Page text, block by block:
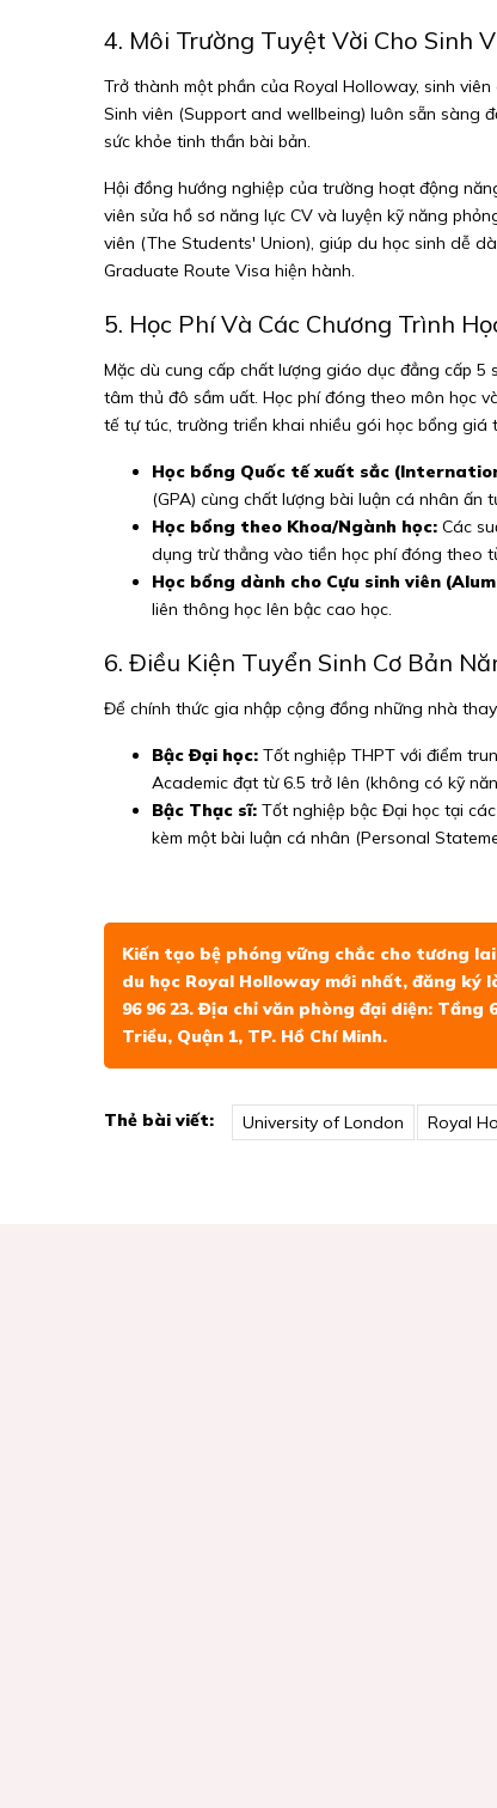
4. Môi Trường Tuyệt Vời Cho Sinh
Trở thành một phần của Royal Holloway, sinh
Sinh viên (Support and wellbeing) luôn sẵn sàng
sức khỏe tinh thần bài bản.
Hội đồng hướng nghiệp của trường hoạt động
viên sửa hồ sơ năng lực CV và luyện kỹ năng
viên (The Students' Union), giúp du học sinh dễ
Graduate Route Visa hiện hành.
5. Học Phí Và Các Chương Trình
Mặc dù cung cấp chất lượng giáo dục đẳng cấp 5
tâm thủ đô sầm uất. Học phí đóng theo môn học
tế tự túc, trường triển khai nhiều gói học bổng giá
Học bổng Quốc tế xuất sắc
(GPA) cùng chất lượng bài luận cá nhân ấn
Học bổng theo Khoa/Ngành học: Các
dụng trừ thẳng vào tiền học phí đóng theo
Học bổng dành cho Cựu sinh viên
liên thông học lên bậc cao học.
6. Điều Kiện Tuyển Sinh Cơ Bản
Để chính thức gia nhập cộng đồng những nhà
Bậc Đại học: Tốt nghiệp THPT với điểm
Academic đạt từ 6.5 trở lên (không có kỹ
Bậc Thạc sĩ: Tốt nghiệp bậc Đại học tại
kèm một bài luận cá nhân (Personal
Kiến tạo bệ phóng vững chắc cho tương
du học Royal Holloway mới nhất, đăng ký
96 96 23. Địa chỉ văn phòng đại diện:
Triều, Quận 1, TP. Hồ Chí Minh.
Thẻ bài viết: University of London Royal